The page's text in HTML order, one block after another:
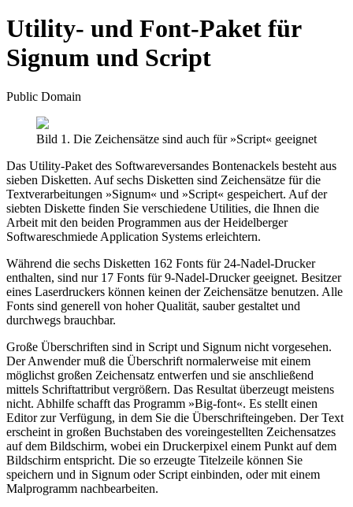
Utility- und Font-Paket für
Signum und Script
Public Domain
Bild 1. Die Zeichensätze sind auch für »Script« geeignet
Das Utility-Paket des Softwareversandes Bontenackels besteht aus
sieben Disketten. Auf sechs Disketten sind Zeichensätze für die
Textverarbeitungen »Signum« und »Script« gespeichert. Auf der
siebten Diskette finden Sie verschiedene Utilities, die Ihnen die
Arbeit mit den beiden Programmen aus der Heidelberger
Softwareschmiede Application Systems erleichtern.
Während die sechs Disketten 162 Fonts für 24-Nadel-Drucker
enthalten, sind nur 17 Fonts für 9-Nadel-Drucker geeignet. Besitzer
eines Laserdruckers können keinen der Zeichensätze benutzen. Alle
Fonts sind generell von hoher Qualität, sauber gestaltet und
durchwegs brauchbar.
Große Überschriften sind in Script und Signum nicht vorgesehen.
Der Anwender muß die Überschrift normalerweise mit einem
möglichst großen Zeichensatz entwerfen und sie anschließend
mittels Schriftattribut vergrößern. Das Resultat überzeugt meistens
nicht. Abhilfe schafft das Programm »Big-font«. Es stellt einen
Editor zur Verfügung, in dem Sie die Überschrifteingeben. Der Text
erscheint in großen Buchstaben des voreingestellten Zeichensatzes
auf dem Bildschirm, wobei ein Druckerpixel einem Punkt auf dem
Bildschirm entspricht. Die so erzeugte Titelzeile können Sie
speichern und in Signum oder Script einbinden, oder mit einem
Malprogramm nachbearbeiten.